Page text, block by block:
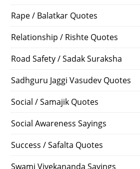
Rape / Balatkar Quotes
Relationship / Rishte Quotes
Road Safety / Sadak Suraksha
Sadhguru Jaggi Vasudev Quotes
Social / Samajik Quotes
Social Awareness Sayings
Success / Safalta Quotes
Swami Vivekananda Sayings